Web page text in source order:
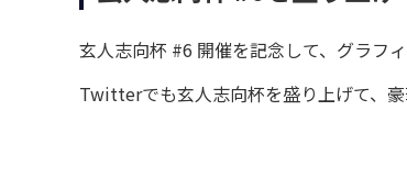
玄人志向杯 #6 開催を記念して、グラフ
Twitterでも玄人志向杯を盛り上げて、